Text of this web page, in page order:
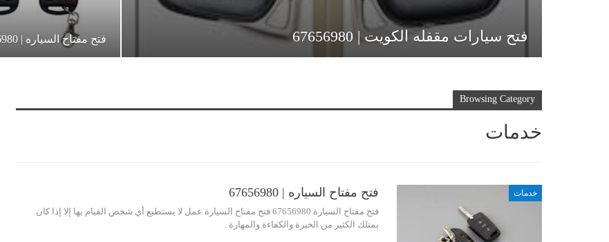
فتح سيارات مقفله الكويت | 67656980 فتح مفتاح السياره | 67656980
Browsing Category
خدمات
خدمات فتح مفتاح السياره | 67656980
فتح مفتاح السيارة 67656980 فتح مفتاح السيارة عمل لا يستطيع أي شخص القيام بها إلا إذا كان
يمتلك الكثير من الخبرة والكفاءة والمهارة .